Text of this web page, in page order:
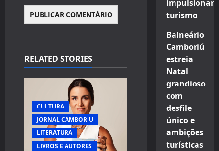
RELATED STORIES
CULTURA
JORNAL CAMBORIU
LITERATURA
LIVROS E AUTORES
impulsionar
turismo
Balneário
Camboriú
estreia
Natal
grandioso
com
desfile
único e
ambições
turísticas